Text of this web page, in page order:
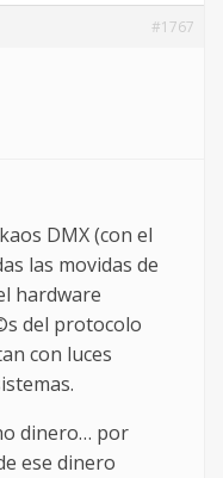
#1767
DMX (con el
las movidas de
hardware
del protocolo
con luces
dinero… por
ese dinero